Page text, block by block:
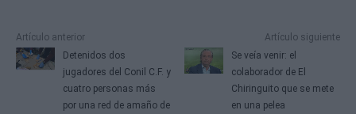
Artículo anterior
Detenidos dos
jugadores del Conil C.F. y
cuatro personas más
por una red de amaño de
Artículo siguiente
Se veía venir: el
colaborador de El
Chiringuito que se mete
en una pelea